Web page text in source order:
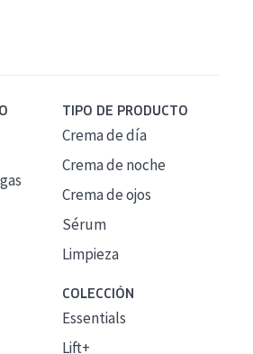
TIPO DE PRODUCTO
Crema de día
Crema de noche
Crema de ojos
Sérum
Limpieza
COLECCIÓN
Essentials
Lift+